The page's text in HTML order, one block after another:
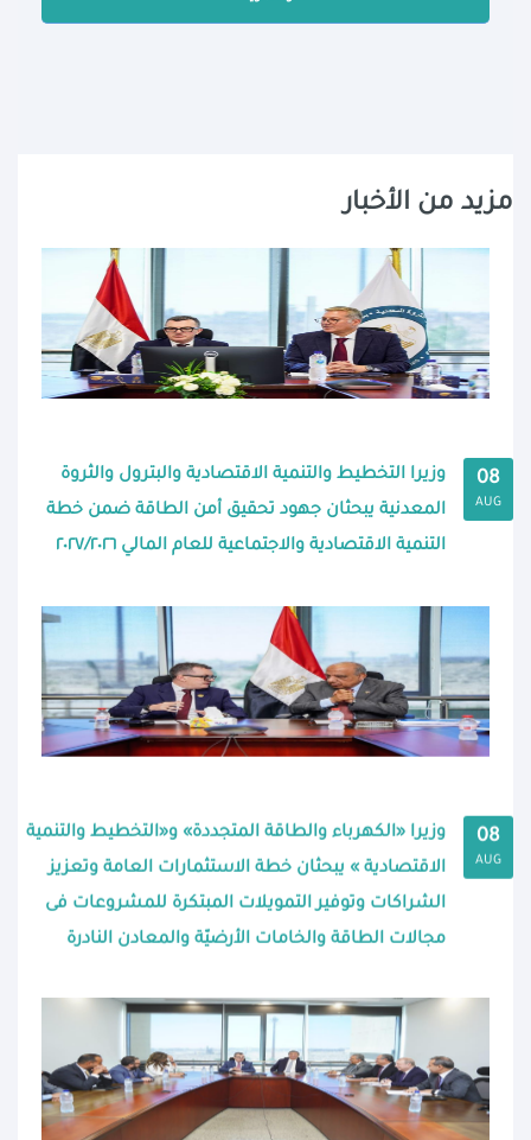
مزيد من الأخبار
08
AUG
وزيرا التخطيط والتنمية الاقتصادية والبترول والثروة
المعدنية يبحثان جهود تحقيق أمن الطاقة ضمن خطة
التنمية الاقتصادية والاجتماعية للعام المالي ٢٠٢٧/٢٠٢٦
08
AUG
وزيرا «الكهرباء والطاقة المتجددة» و«التخطيط والتنمية
الاقتصادية » يبحثان خطة الاستثمارات العامة وتعزيز
الشراكات وتوفير التمويلات المبتكرة للمشروعات فى
مجالات الطاقة والخامات الأرضيّة والمعادن النادرة